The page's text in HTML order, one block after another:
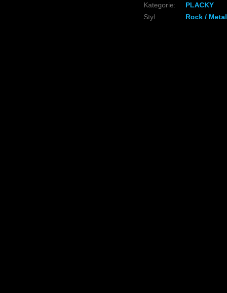
Kategorie:
PLACKY
Styl: Rock / Metal